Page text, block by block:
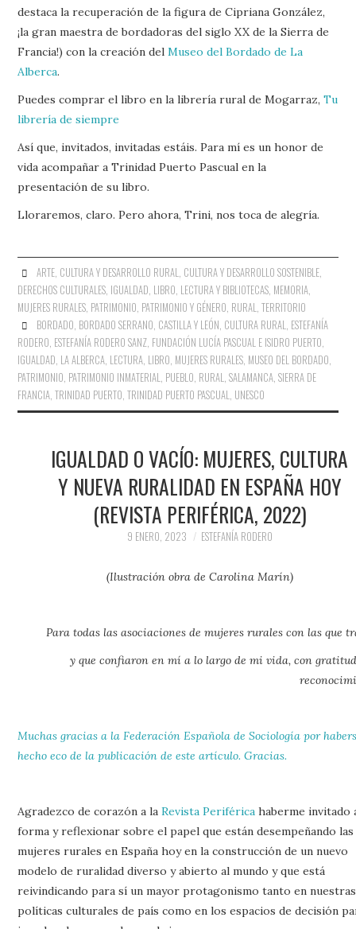
destaca la recuperación de la figura de Cipriana González,
¡la gran maestra de bordadoras del siglo XX de la Sierra de
Francia!) con la creación del Museo del Bordado de La
Alberca.
Puedes comprar el libro en la librería rural de Mogarraz,Tu
librería de siempre
Así que, invitados, invitadas estáis. Para mí es un honor de
vida acompañar a Trinidad Puerto Pascual en la
presentación de su libro.
Lloraremos, claro. Pero ahora, Trini, nos toca de alegría.
ARTE, CULTURA Y DESARROLLO RURAL CULTURA Y DESARROLLO SOSTENIBLE,
DERECHOS CULTURALES IGUALDAD LIBRO, LECTURA Y BIBLIOTECAS MEMORIA
MUJERES RURALES PATRIMONIO PATRIMONIO Y GÉNERO RURAL ,TERRITORIO
BORDADO BORDADO SERRANO CASTILLA Y LEÓN CULTURA RURAL ESTEFANÍA
RODERO ESTEFANÍA RODERO SANZ FUNDACIÓN LUCÍA PASCUAL E ISIDRO PUERTO
IGUALDAD LA ALBERCA LECTURA LIBRO MUJERES RURALES MUSEO DEL BORDADO
PATRIMONIO PATRIMONIO INMATERIAL PUEBLO RURAL ,SALAMANCA ,SIERRA DE
FRANCIA ,TRINIDAD PUERTO ,TRINIDAD PUERTO PASCUAL UNESCO
IGUALDAD O VACÍO: MUJERES, CULTURA
Y NUEVA RURALIDAD EN ESPAÑA HOY
(REVISTA PERIFÉRICA, 2022)
9 ENERO, 2023 ESTEFANÍA RODERO
(Ilustración obra de Carolina Marín)
Para todas las asociaciones de mujeres rurales con las que
y que confiaron en mí a lo largo de mi vida, con
Muchas gracias a la Federación Española de Sociología por
hecho eco de la publicación de este artículo. Gracias.
Agradezco de corazón a laRevista Periférica haberme invitado
forma y reflexionar sobre el papel que están desempeñando las
mujeres rurales en España hoy en la construcción de un nuevo
modelo de ruralidad diverso y abierto al mundo y que está
reivindicando para sí un mayor protagonismo tanto en nuestras
políticas culturales de país como en los espacios de decisión